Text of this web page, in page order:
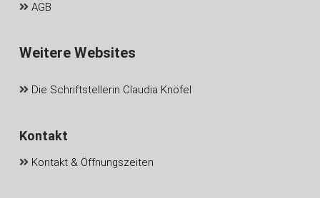
AGB
Weitere Websites
Die Schriftstellerin Claudia Knöfel
Kontakt
Kontakt & Öffnungszeiten